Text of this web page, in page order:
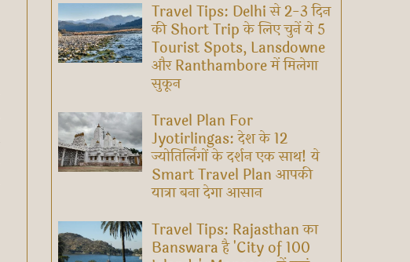
Travel Tips: Delhi से 2-3 दिन
की Short Trip के लिए चुनें ये 5
Tourist Spots, Lansdowne
और Ranthambore में मिलेगा
सुकून
Travel Plan For
Jyotirlingas: देश के 12
ज्योतिर्लिंगों के दर्शन एक साथ! ये
Smart Travel Plan आपकी
यात्रा बना देगा आसान
Travel Tips: Rajasthan का
Banswara है 'City of 100